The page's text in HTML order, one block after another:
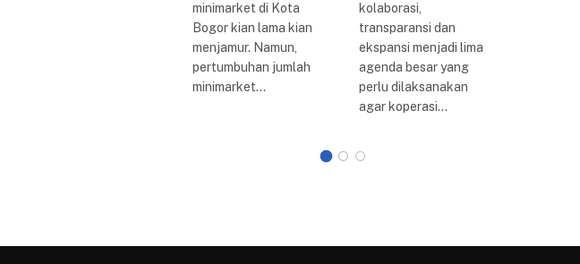
minimarket di Kota
Bogor kian lama kian
menjamur. Namun,
pertumbuhan jumlah
minimarket…
kolaborasi,
transparansi dan
ekspansi menjadi lima
agenda besar yang
perlu dilaksanakan
agar koperasi…